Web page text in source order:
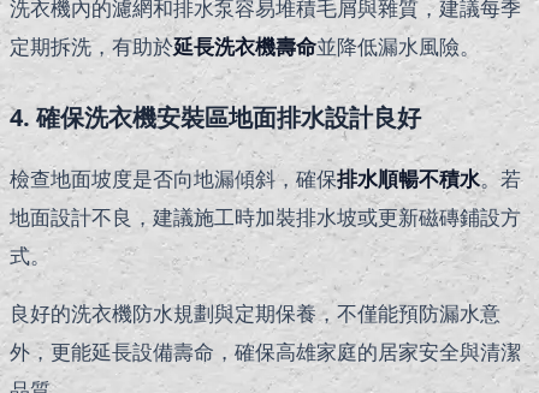
洗衣機內的濾網和排水泵容易堆積毛屑與雜質，建議每季
定期拆洗，有助於延長洗衣機壽命並降低漏水風險。
4. 確保洗衣機安裝區地面排水設計良好
檢查地面坡度是否向地漏傾斜，確保排水順暢不積水。若
地面設計不良，建議施工時加裝排水坡或更新磁磚鋪設方
式。
良好的洗衣機防水規劃與定期保養，不僅能預防漏水意
外，更能延長設備壽命，確保高雄家庭的居家安全與清潔